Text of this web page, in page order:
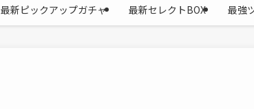
最新ピックアップガチャ 最新セレクトBOX 最強